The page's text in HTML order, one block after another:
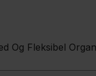
Og Fleksibel